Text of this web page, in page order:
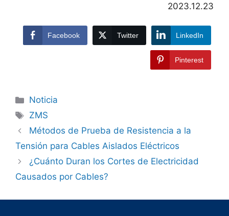
2023.12.23
Facebook Twitter LinkedIn
Pinterest
Noticia
ZMS
Métodos de Prueba de Resistencia a la
Tensión para Cables Aislados Eléctricos
¿Cuánto Duran los Cortes de Electricidad
Causados por Cables?